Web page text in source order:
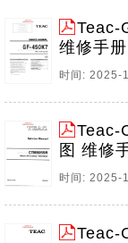
Teac-
维修手
时间:
Teac-
图 维修
时间:
Teac-